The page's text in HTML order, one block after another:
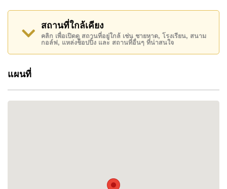
หมู่บ้านมีถนนภายในกว้างขวาง สวนหย่อม และระบบ
รักษาความปลอดภัยตลอด 24 ชั่วโมง เหมาะกับ
ครอบครัวหรือผู้ที่ต้องการใช้ชีวิตในสภาพแวดล้อมที่
📞 โทร: +66 (0)38 411 250
สถานที่ใกล้เคียง
คลิก เพื่อเปิดดู สถานที่อยู่ใกล้ เช่น ชายหาด, โรงเรียน, สนาม
กอล์ฟ, แหล่งช็อปปิ้ง และ สถานที่อื่นๆ ที่น่าสนใจ
แผนที่